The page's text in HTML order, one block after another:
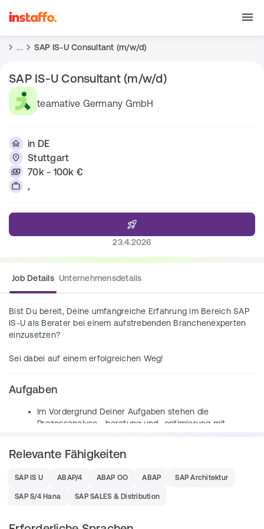
... SAP IS-U Consultant (m/w/d)
SAP IS-U Consultant (m/w/d)
teamative Germany GmbH
Stuttgart
70k - 100k €
,
in DE
23.4.2026
Job Details Unternehmensdetails
Bist Du bereit, Deine umfangreiche Erfahrung im Bereich SAP
IS-U als Berater bei einem aufstrebenden Branchenexperten
einzusetzen?
Sei dabei auf einem erfolgreichen Weg!
Aufgaben
Im Vordergrund Deiner Aufgaben stehen die
Prozessanalyse, -beratung und -optimierung mit
Marktkommunikation, EDM, Geräteverwaltung
insbesondere in Richtung SAP BTP, SAP S/4HANA
etc. voran
Relevante Fähigkeiten
SAP IS U ABAP/4 ABAP OO ABAP SAP Architektur
SAP S/4 Hana SAP SALES & Distribution